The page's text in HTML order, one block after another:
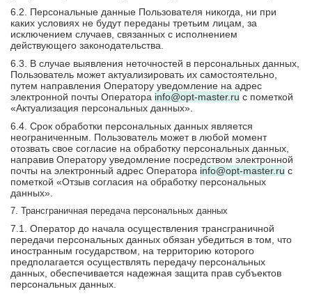
6.2. Персональные данные Пользователя никогда, ни при
каких условиях не будут переданы третьим лицам, за
исключением случаев, связанных с исполнением
действующего законодательства.
6.3. В случае выявления неточностей в персональных данных,
Пользователь может актуализировать их самостоятельно,
путем направления Оператору уведомление на адрес
электронной почты Оператора info@opt-master.ru с пометкой
«Актуализация персональных данных».
6.4. Срок обработки персональных данных является
неограниченным. Пользователь может в любой момент
отозвать свое согласие на обработку персональных данных,
направив Оператору уведомление посредством электронной
почты на электронный адрес Оператора info@opt-master.ru с
пометкой «Отзыв согласия на обработку персональных
данных».
7. Трансграничная передача персональных данных
7.1. Оператор до начала осуществления трансграничной
передачи персональных данных обязан убедиться в том, что
иностранным государством, на территорию которого
предполагается осуществлять передачу персональных
данных, обеспечивается надежная защита прав субъектов
персональных данных.